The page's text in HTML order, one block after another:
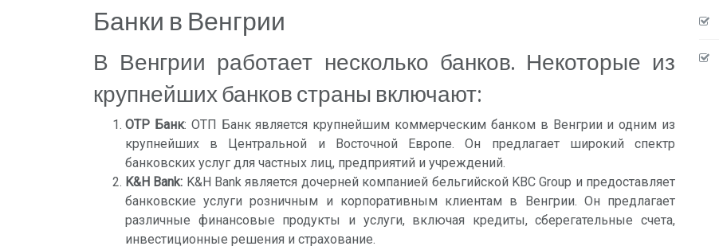
Банки в Венгрии
В Венгрии работает несколько банков. Некоторые из
крупнейших банков страны включают:
OTP Банк: ОТП Банк является крупнейшим коммерческим банком в Венгрии и одним из
крупнейших в Центральной и Восточной Европе. Он предлагает широкий спектр
банковских услуг для частных лиц, предприятий и учреждений.
K&H Bank: K&H Bank является дочерней компанией бельгийской KBC Group и предоставляет
банковские услуги розничным и корпоративным клиентам в Венгрии. Он предлагает
различные финансовые продукты и услуги, включая кредиты, сберегательные счета,
инвестиционные решения и страхование.